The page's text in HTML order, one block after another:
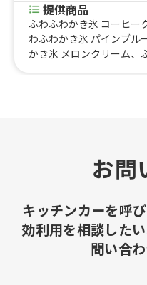
提供商品
ふわふわかき氷 コーヒー
わふわかき氷 パインブル
かき氷 メロンクリーム、
カッシュ、雪いちご5、タ
ティー5、アサイーとミ
イのスムージー、アサイ
ジナル 、グリークヨーグ
ヨーグルト)、ピタヤボウ
丼1000、季節のお野菜
お問
キッチンカーを呼
効利用を相談した
問い合